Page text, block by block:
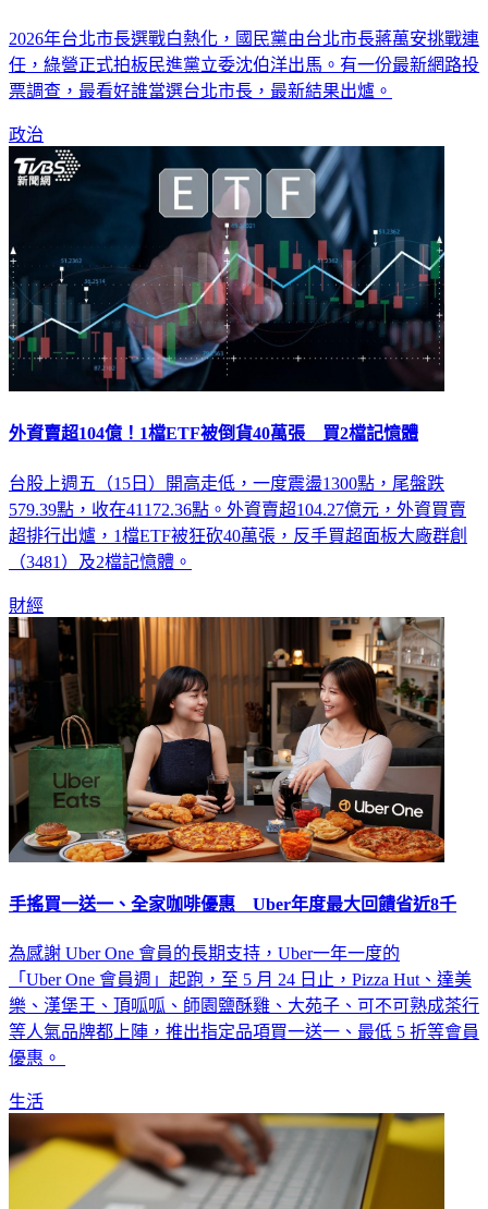
2026年台北市長選戰白熱化，國民黨由台北市長蔣萬安挑戰連
任，綠營正式拍板民進黨立委沈伯洋出馬。有一份最新網路投
票調查，最看好誰當選台北市長，最新結果出爐。
政治
外資賣超104億！1檔ETF被倒貨40萬張 買2檔記憶體
台股上週五（15日）開高走低，一度震盪1300點，尾盤跌
579.39點，收在41172.36點。外資賣超104.27億元，外資買賣
超排行出爐，1檔ETF被狂砍40萬張，反手買超面板大廠群創
（3481）及2檔記憶體。
財經
手搖買一送一、全家咖啡優惠 Uber年度最大回饋省近8千
為感謝 Uber One 會員的長期支持，Uber一年一度的
「Uber One 會員週」起跑，至 5 月 24 日止，Pizza Hut、達美
樂、漢堡王、頂呱呱、師園鹽酥雞、大苑子、可不可熟成茶行
等人氣品牌都上陣，推出指定品項買一送一、最低 5 折等會員
優惠。
生活